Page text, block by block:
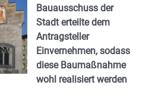
Bauausschuss der
Stadt erteilte dem
Antragsteller
Einvernehmen, sodass
diese Baumaßnahme
wohl realisiert werden